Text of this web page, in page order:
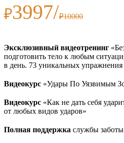
₽3997/₽10000
Эксклюзивный видеотренинг
подготовить тело к любым
в день. 73 уникальных упражнения
Видеокурс «Удары По Уязвимым
Видеокурс «Как не дать себя
от любых видов ударов»
Полная поддержка службы